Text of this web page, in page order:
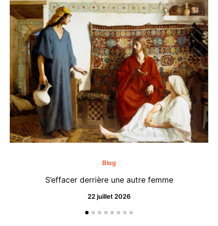
Blog
S’effacer derrière une autre femme
22 juillet 2026